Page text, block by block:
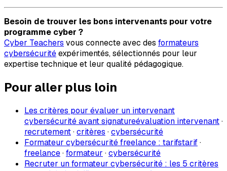
Besoin de trouver les bons intervenants pour votre
programme cyber ?
Cyber Teachers vous connecte avec des formateurs
cybersécuritéexpérimentés, sélectionnés pour leur
expertise technique et leur qualité pédagogique.
Pour aller plus loin
Les critères pour évaluer un intervenant
cybersécurité avant signatureévaluation intervenant·
recrutement·critères ·cybersécurité
Formateur cybersécurité freelance : tarifstarif·
freelance·formateur ·cybersécurité
Recruter un formateur cybersécurité : les 5 critères